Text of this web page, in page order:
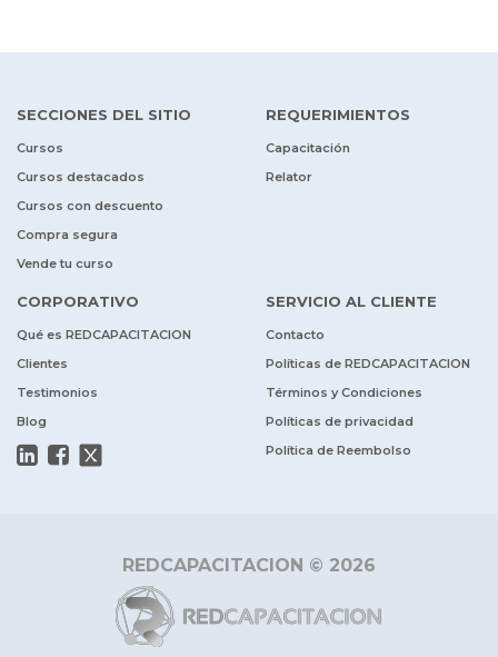
SECCIONES DEL SITIO
Cursos
Cursos destacados
Cursos con descuento
Compra segura
Vende tu curso
REQUERIMIENTOS
Capacitación
Relator
CORPORATIVO
Qué es REDCAPACITACION
Clientes
Testimonios
Blog
SERVICIO AL CLIENTE
Contacto
Políticas de REDCAPACITACION
Términos y Condiciones
Políticas de privacidad
Política de Reembolso
REDCAPACITACION © 2026